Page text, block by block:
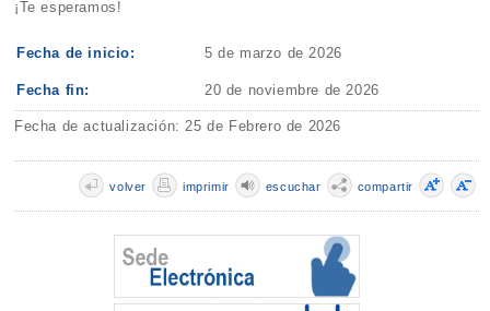
¡Te esperamos!
Fecha de inicio: 5 de marzo de 2026
Fecha fin: 20 de noviembre de 2026
Fecha de actualización: 25 de Febrero de 2026
compartir
escuchar
imprimir
volver